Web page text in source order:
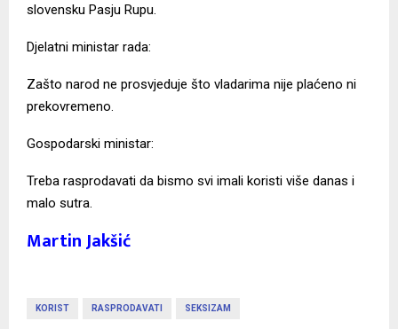
slovensku Pasju Rupu.
Djelatni ministar rada:
Zašto narod ne prosvjeduje što vladarima nije plaćeno ni
prekovremeno.
Gospodarski ministar:
Treba rasprodavati da bismo svi imali koristi više danas i
malo sutra.
Martin Jakšić
KORIST RASPRODAVATI SEKSIZAM